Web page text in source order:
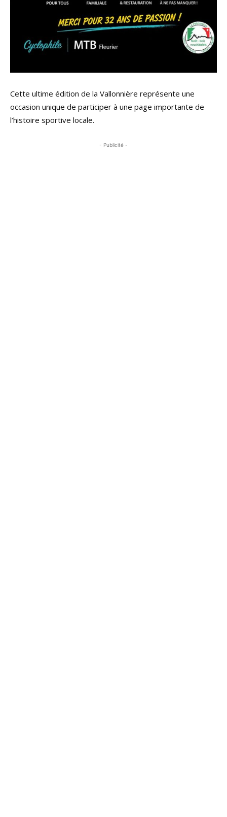
Cette ultime édition de la Vallonnière représente une
occasion unique de participer à une page importante de
l’histoire sportive locale.
- Publicité -